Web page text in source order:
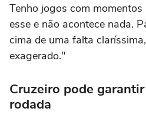
Tenho jogos com
esse e não acontece nada.
cima de uma falta
exagerado."
Cruzeiro pode
rodada